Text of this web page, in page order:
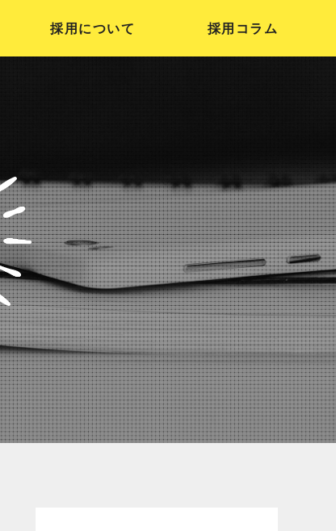
採用について 採用コラム